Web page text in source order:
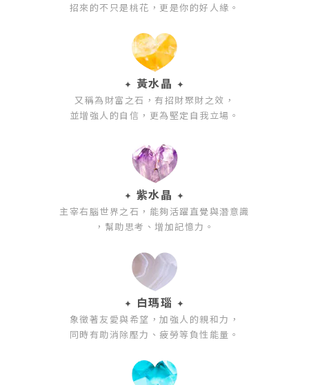
招來的不只是桃花，更是你的好人緣。
✦ 黃水晶 ✦
又稱為財富之石，有招財聚財之效，
並增強人的自信，更為堅定自我立場。
✦ 紫水晶 ✦
主宰右腦世界之石，能夠活躍直覺與潛意識
，幫助思考、增加記憶力。
✦ 白瑪瑙 ✦
象徵著友愛與希望，加強人的親和力，
同時有助消除壓力、疲勞等負性能量。